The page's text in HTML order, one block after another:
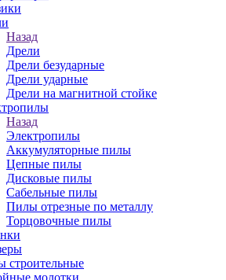
Назад
Дрели
Дрели безударные
Дрели ударные
Дрели на магнитной стойке
Назад
Электропилы
Аккумуляторные пилы
Цепные пилы
Дисковые пилы
Сабельные пилы
Пилы отрезные по металлу
Торцовочные пилы
строительные
молотки